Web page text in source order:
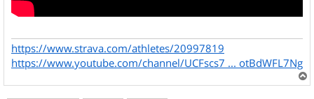
https://www.strava.com/athletes/20997819
https://www.youtube.com/channel/UCFscs7 ... otBdWFL7Ng
a